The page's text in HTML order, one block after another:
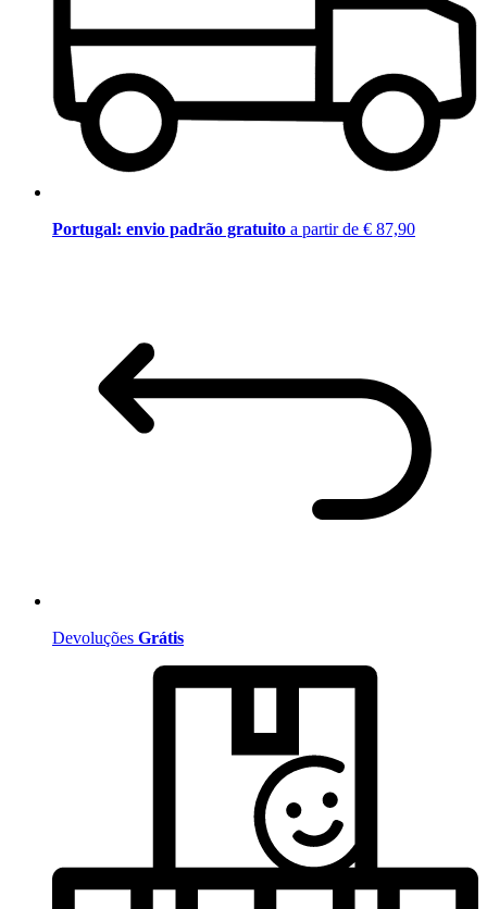
Portugal: envio padrão gratuito a partir de € 87,90
Devoluções Grátis